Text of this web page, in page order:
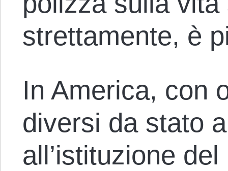
strettamente, è
In America, con
diversi da stato
all’istituzione